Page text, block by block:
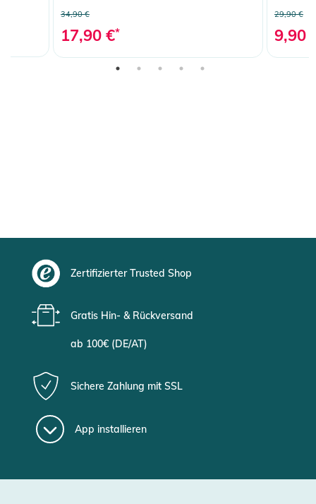
34,90 €
17,90 €*
29,90 €
9,90
Zertifizierter Trusted Shop
Gratis Hin- & Rückversand
ab 100€ (DE/AT)
Sichere Zahlung mit SSL
App installieren